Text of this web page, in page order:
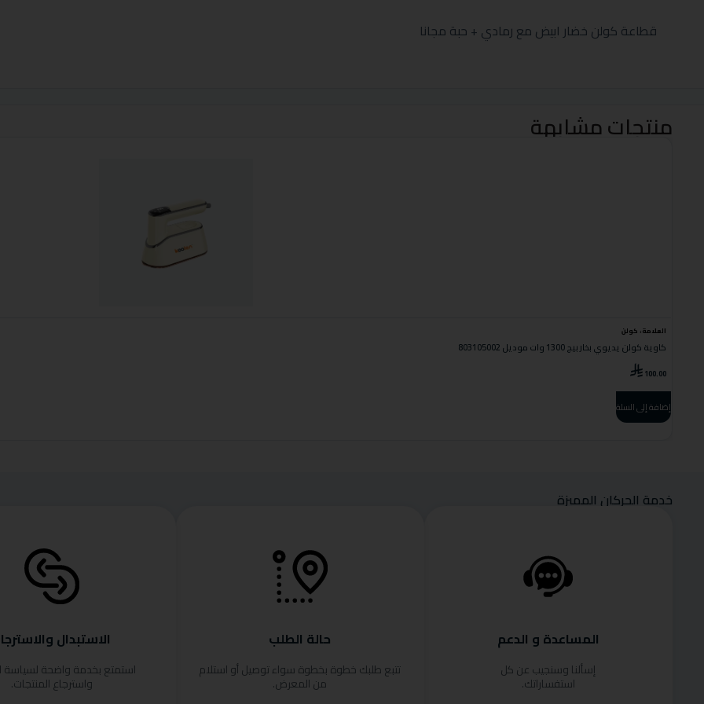
قطاعة كولن خضار ابيض مع رمادي + حبة مجانا
منتجات مشابهة
العلامة: كولن
كاوية كولن يديوي بخار بيج 1300 وات موديل 803105002
100.00
إضافة إلى السلة
خدمة الحركان المميزة
المساعدة و الدعم
إسألنا وسنجيب عن كل
استفساراتك.
حالة الطلب
تتبع طلبك خطوة بخطوة سواء توصيل أو استلام
من المعرض.
الاستبدال
استمتع بخدمة واضحة لسياسة
واسترجاع المنتجات.